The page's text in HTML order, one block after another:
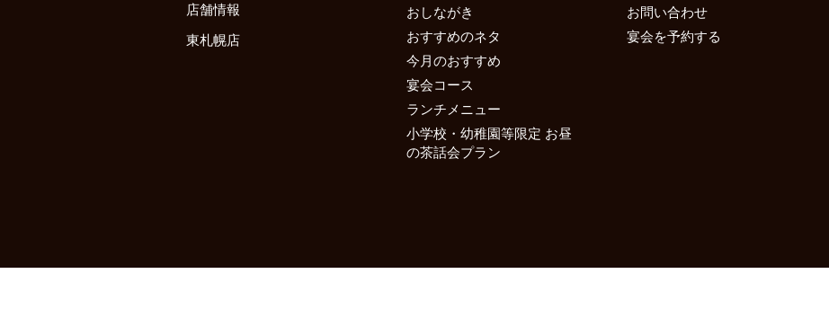
店舗情報
東札幌店
おしながき
おすすめのネタ
今月のおすすめ
宴会コース
ランチメニュー
小学校・幼稚園等限定 お昼
の茶話会プラン
お問い合わせ
宴会を予約する